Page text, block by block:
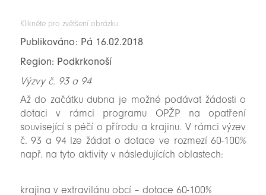
Klikněte pro zvětšení obrázku.
Publikováno: Pá 16.02.2018
Region: Podkrkonoší
Výzvy č. 93 a 94
Až do začátku dubna je možné podávat žádosti o
dotaci v rámci programu OPŽP na opatření
související s péčí o přírodu a krajinu. V rámci výzev
č. 93 a 94 lze žádat o dotace ve rozmezí 60-100%
např. na tyto aktivity v následujících oblastech:
krajina v extravilánu obcí – dotace 60-100%